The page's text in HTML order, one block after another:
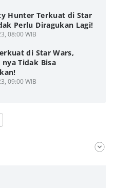
Hunter Terkuat di Star
Perlu Diragukan Lagi!
08:00 WIB
di Star Wars,
nya Tidak Bisa
09:00 WIB